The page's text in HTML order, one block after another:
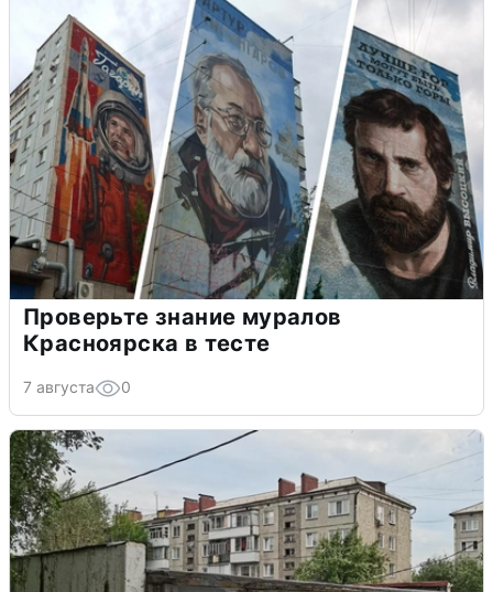
Проверьте знание муралов
Красноярска в тесте
7 августа 0